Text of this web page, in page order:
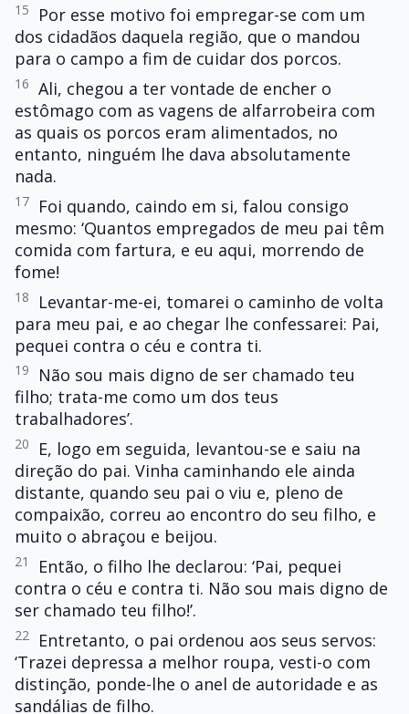
15
Por esse motivo foi empregar-se com um
dos cidadãos daquela região, que o mandou
para o campo a fim de cuidar dos porcos.
16 Ali, chegou a ter vontade de encher o
estômago com as vagens de alfarrobeira com
as quais os porcos eram alimentados, no
entanto, ninguém lhe dava absolutamente
nada.
17
Foi quando, caindo em si, falou consigo
mesmo: ‘Quantos empregados de meu pai têm
comida com fartura, e eu aqui, morrendo de
fome!
18
Levantar-me-ei, tomarei o caminho de volta
para meu pai, e ao chegar lhe confessarei: Pai,
pequei contra o céu e contra ti.
19
Não sou mais digno de ser chamado teu
filho; trata-me como um dos teus
trabalhadores’.
20
E, logo em seguida, levantou-se e saiu na
direção do pai. Vinha caminhando ele ainda
distante, quando seu pai o viu e, pleno de
compaixão, correu ao encontro do seu filho, e
muito o abraçou e beijou.
21
Então, o filho lhe declarou: ‘Pai, pequei
contra o céu e contra ti. Não sou mais digno de
ser chamado teu filho!’.
22
Entretanto, o pai ordenou aos seus servos:
‘Trazei depressa a melhor roupa, vesti-o com
distinção, ponde-lhe o anel de autoridade e as
sandálias de filho.